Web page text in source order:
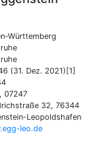
Württemberg
(31. Dez. 2021)[1]
07247
32, 76344
Leopoldshafen
leo.de